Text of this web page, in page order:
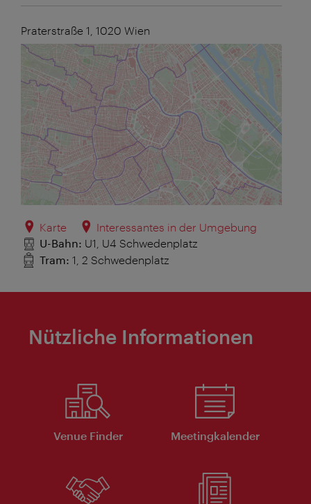
Praterstraße 1, 1020 Wien
Karte
Interessantes in der Umgebung
U-Bahn: U1, U4 Schwedenplatz
Tram: 1, 2 Schwedenplatz
Nützliche Informationen
Venue Finder Meeting­kalender